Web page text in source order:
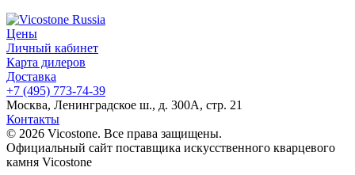
Цены
Личный кабинет
Карта дилеров
Доставка
+7 (495) 773-74-39
Москва, Ленинградское ш., д. 300А, стр. 21
Контакты
© 2026 Vicostone. Все права защищены.
Официальный сайт поставщика искусственного кварцевого
камня Vicostone